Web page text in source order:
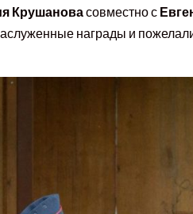
Крушановасовместно с
награды и